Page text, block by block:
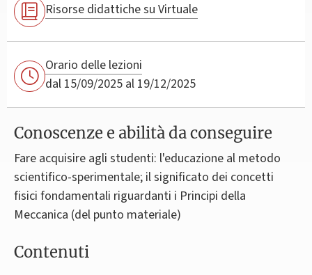
Risorse didattiche su Virtuale
Orario delle lezioni
dal 15/09/2025 al 19/12/2025
Conoscenze e abilità da conseguire
Fare acquisire agli studenti: l'educazione al metodo
scientifico-sperimentale; il significato dei concetti
fisici fondamentali riguardanti i Principi della
Meccanica (del punto materiale)
Contenuti